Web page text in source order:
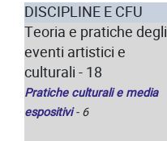
DISCIPLINE E CFU
Teoria e pratiche degli
eventi artistici e
culturali - 18
Pratiche culturali e media
espositivi- 6